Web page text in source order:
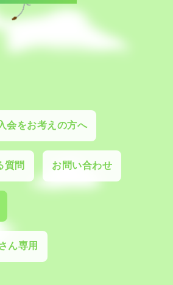
会をお考えの方へ
質問 お問い合わせ
ん専用